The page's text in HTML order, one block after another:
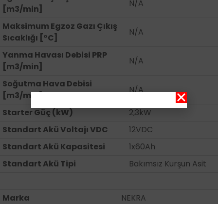
[m3/min]
N/A
Maksimum Egzoz Gazı Çıkış
Sıcaklığı [°C]
N/A
Yanma Havası Debisi PRP
[m3/min]
N/A
Soğutma Hava Debisi
[m3/min]
N/A
Starter Güç (kW)
2,3kW
Standart Akü Voltajı VDC
12VDC
Standart Akü Kapasitesi
1x60Ah
Standart Akü Tipi
Bakımsız Kurşun Asit
Marka
NEKRA